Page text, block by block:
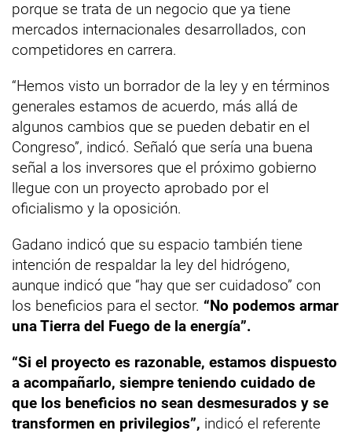
porque se trata de un negocio que ya tiene
mercados internacionales desarrollados, con
competidores en carrera.
“Hemos visto un borrador de la ley y en términos
generales estamos de acuerdo, más allá de
algunos cambios que se pueden debatir en el
Congreso”, indicó. Señaló que sería una buena
señal a los inversores que el próximo gobierno
llegue con un proyecto aprobado por el
oficialismo y la oposición.
Gadano indicó que su espacio también tiene
intención de respaldar la ley del hidrógeno,
aunque indicó que “hay que ser cuidadoso” con
los beneficios para el sector. “No podemos armar
una Tierra del Fuego de la energía”.
“Si el proyecto es razonable, estamos dispuesto
a acompañarlo, siempre teniendo cuidado de
que los beneficios no sean desmesurados y se
transformen en privilegios”, indicó el referente